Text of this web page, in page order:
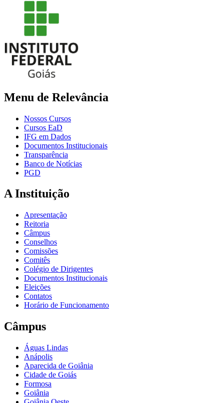
Menu de Relevância
Nossos Cursos
Cursos EaD
IFG em Dados
Documentos Institucionais
Transparência
Banco de Notícias
PGD
A Instituição
Apresentação
Reitoria
Câmpus
Conselhos
Comissões
Comitês
Colégio de Dirigentes
Documentos Institucionais
Eleições
Contatos
Horário de Funcionamento
Câmpus
Águas Lindas
Anápolis
Aparecida de Goiânia
Cidade de Goiás
Formosa
Goiânia